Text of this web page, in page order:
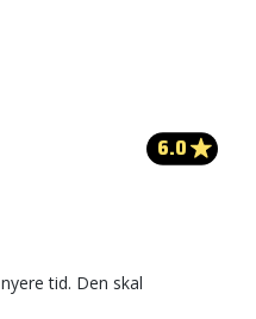
6.0
tid. Den skal